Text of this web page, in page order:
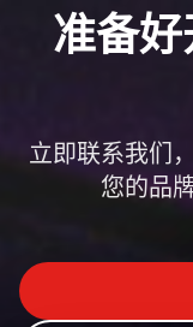
准备
立即联系我们
您的品